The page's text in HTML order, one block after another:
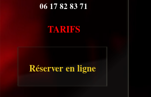
06 17 82 83 71
TARIFS
Réserver en ligne